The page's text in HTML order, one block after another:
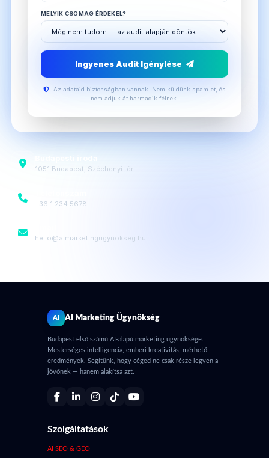
MELYIK CSOMAG ÉRDEKEL?
Ingyenes Audit Igénylése
Az adataid biztonságban vannak. Nem küldünk spam-et, és
nem adjuk át harmadik félnek.
1051 Budapest, Széchenyi tér
+36 1 234 5678
hello@aimarketingugynokseg.hu
AI AI Marketing Ügynökség
Budapest első számú AI-alapú marketing ügynöksége.
Mesterséges intelligencia, emberi kreativitás, mérhető
eredmények. Segítünk, hogy céged ne csak része legyen a
jövőnek — hanem alakítsa azt.
Szolgáltatások
AI SEO & GEO